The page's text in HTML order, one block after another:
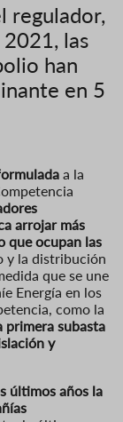
regulador,
las
han
en 5
a la
arrojar más
que ocupan las
y la distribución
que se une
Energía en los
como la
primera subasta
y
últimos años la